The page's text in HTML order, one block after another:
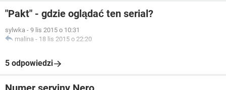
"Pakt" - gdzie oglądać ten serial?
sylwka - 9 lis 2015 o 10:31
malina - 18 lis 2015 o 22:20
5 odpowiedzi